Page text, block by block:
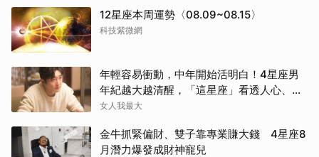
12星座本周運勢〈08.09~08.15〉
科技紫微網
年輕容易衝動，中年開始活明白！4星座男
年紀越大越清醒，「這星座」看透人心、不
再討好任何人
女人我最大
金牛抓緊偏財、雙子靠專業賺大錢 4星座8
月潛力爆發成財神寵兒